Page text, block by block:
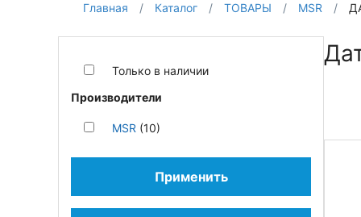
Главная / Каталог / ТОВАРЫ / MSR /
Только в наличии
Производители
MSR (10)
Применить